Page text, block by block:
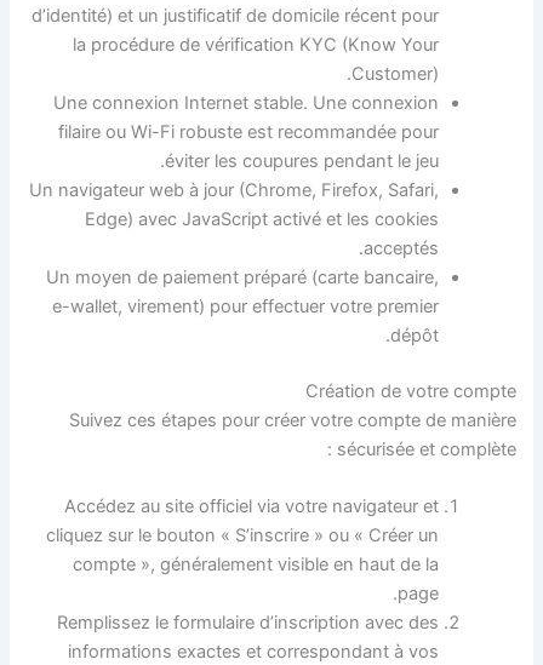
d’identité) et un justificatif de domicile récent pour
la procédure de vérification KYC (Know Your
Customer).
Une connexion Internet stable. Une connexion
filaire ou Wi-Fi robuste est recommandée pour
éviter les coupures pendant le jeu.
Un navigateur web à jour (Chrome, Firefox, Safari,
Edge) avec JavaScript activé et les cookies
acceptés.
Un moyen de paiement préparé (carte bancaire,
e-wallet, virement) pour effectuer votre premier
dépôt.
Création de votre compte
Suivez ces étapes pour créer votre compte de manière
sécurisée et complète :
Accédez au site officiel via votre navigateur et
cliquez sur le bouton « S’inscrire » ou « Créer un
compte », généralement visible en haut de la
page.
Remplissez le formulaire d’inscription avec des
informations exactes et correspondant à vos